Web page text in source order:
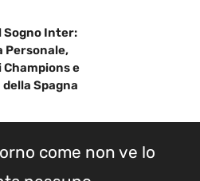
Sogno Inter:
Personale,
e
Spagna
come non ve lo